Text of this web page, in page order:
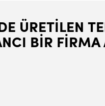
ÜRETİLEN
BİR